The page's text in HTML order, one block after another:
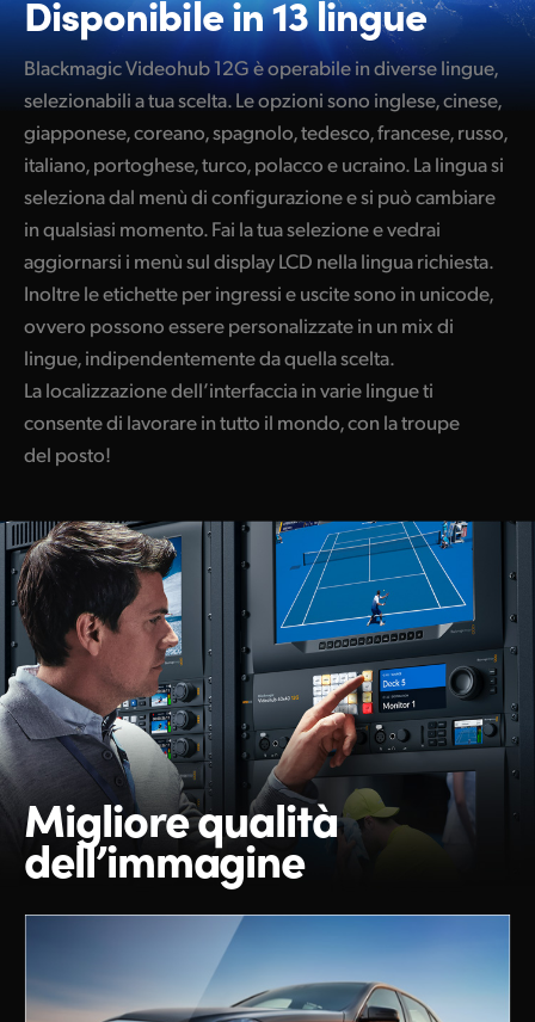
Disponibile in 13 lingue
Blackmagic Videohub 12G è operabile in diverse lingue,
selezionabili a tua scelta. Le opzioni sono inglese, cinese,
giapponese, coreano, spagnolo, tedesco, francese, russo,
italiano, portoghese, turco, polacco e ucraino. La lingua si
seleziona dal menù di configurazione e si può cambiare
in qualsiasi momento. Fai la tua selezione e vedrai
aggiornarsi i menù sul display LCD nella lingua richiesta.
Inoltre le etichette per ingressi e uscite sono in unicode,
ovvero possono essere personalizzate in un mix di
lingue, indipendentemente da quella scelta.
La localizzazione dell’interfaccia in varie lingue ti
consente di lavorare in tutto il mondo, con la troupe
del posto!
Migliorequalità
dell’immagine